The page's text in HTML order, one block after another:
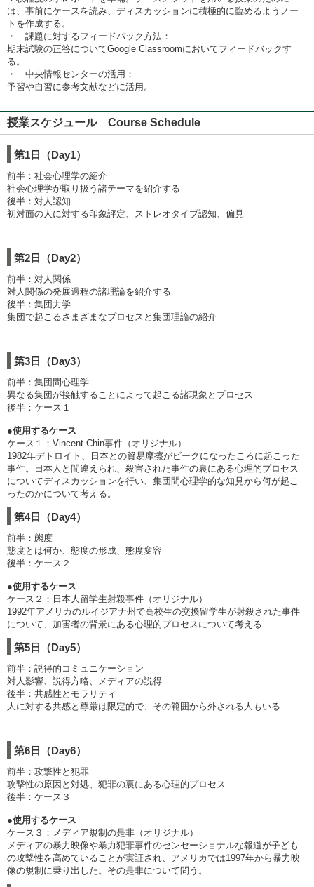
は、事前にケースを読み、ディスカッションに積極的に臨めるようノー
トを作成する。
・ 課題に対するフィードバック方法：
期末試験の正答についてGoogle Classroomにおいてフィードバックす
る。
・ 中央情報センターの活用：
予習や自習に参考文献などに活用。
授業スケジュール Course Schedule
第1日（Day1）
前半：社会心理学の紹介
社会心理学が取り扱う諸テーマを紹介する
後半：対人認知
初対面の人に対する印象評定、ストレオタイプ認知、偏見
第2日（Day2）
前半：対人関係
対人関係の発展過程の諸理論を紹介する
後半：集団力学
集団で起こるさまざまなプロセスと集団理論の紹介
第3日（Day3）
前半：集団間心理学
異なる集団が接触することによって起こる諸現象とプロセス
後半：ケース１
●使用するケース
ケース１：Vincent Chin事件（オリジナル）
1982年デトロイト、日本との貿易摩擦がピークになったころに起こった
事件。日本人と間違えられ、殺害された事件の裏にある心理的プロセス
についてディスカッションを行い、集団間心理学的な知見から何が起こ
ったのかについて考える。
第4日（Day4）
前半：態度
態度とは何か、態度の形成、態度変容
後半：ケース２
●使用するケース
ケース２：日本人留学生射殺事件（オリジナル）
1992年アメリカのルイジアナ州で高校生の交換留学生が射殺された事件
について、加害者の背景にある心理的プロセスについて考える
第5日（Day5）
前半：説得的コミュニケーション
対人影響、説得方略、メディアの説得
後半：共感性とモラリティ
人に対する共感と尊厳は限定的で、その範囲から外される人もいる
第6日（Day6）
前半：攻撃性と犯罪
攻撃性の原因と対処、犯罪の裏にある心理的プロセス
後半：ケース３
●使用するケース
ケース３：メディア規制の是非（オリジナル）
メディアの暴力映像や暴力犯罪事件のセンセーショナルな報道が子ども
の攻撃性を高めていることが実証され、アメリカでは1997年から暴力映
像の規制に乗り出した。その是非について問う。